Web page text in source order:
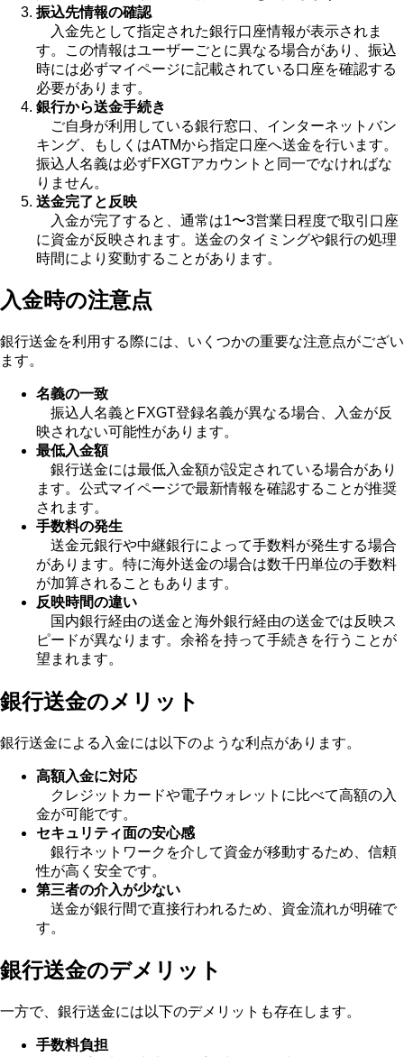
振込先情報の確認
入金先として指定された銀行口座情報が表示されま
す。この情報はユーザーごとに異なる場合があり、振込
時には必ずマイページに記載されている口座を確認する
必要があります。
銀行から送金手続き
ご自身が利用している銀行窓口、インターネットバン
キング、もしくはATMから指定口座へ送金を行います。
振込人名義は必ずFXGTアカウントと同一でなければな
りません。
送金完了と反映
入金が完了すると、通常は1〜3営業日程度で取引口座
に資金が反映されます。送金のタイミングや銀行の処理
時間により変動することがあります。
入金時の注意点
銀行送金を利用する際には、いくつかの重要な注意点がござい
ます。
名義の一致
振込人名義とFXGT登録名義が異なる場合、入金が反
映されない可能性があります。
最低入金額
銀行送金には最低入金額が設定されている場合があり
ます。公式マイページで最新情報を確認することが推奨
されます。
手数料の発生
送金元銀行や中継銀行によって手数料が発生する場合
があります。特に海外送金の場合は数千円単位の手数料
が加算されることもあります。
反映時間の違い
国内銀行経由の送金と海外銀行経由の送金では反映ス
ピードが異なります。余裕を持って手続きを行うことが
望まれます。
銀行送金のメリット
銀行送金による入金には以下のような利点があります。
高額入金に対応
クレジットカードや電子ウォレットに比べて高額の入
金が可能です。
セキュリティ面の安心感
銀行ネットワークを介して資金が移動するため、信頼
性が高く安全です。
第三者の介入が少ない
送金が銀行間で直接行われるため、資金流れが明確で
す。
銀行送金のデメリット
一方で、銀行送金には以下のデメリットも存在します。
手数料負担